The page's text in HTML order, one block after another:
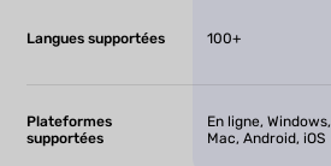
Langues supportées 100+
Plateformes
supportées
En ligne, Windows,
Mac, Android, iOS